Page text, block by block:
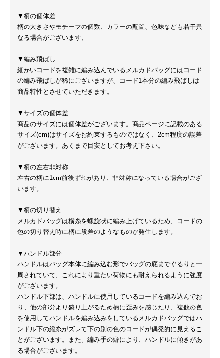
▼柄の個体差
柄の大きさやモチーフの個数、カラーの配置、色味なども若干異
なる場合がございます。
▼編み飛ばし
細かいコードを複雑に編み込んでいるメルカドバッグにはコード
の編み飛ばしが稀にございますが、コード1本分の編み飛ばしは
商品特性とさせていただきます。
▼サイズの個体差
商品のサイズには個体差がございます。商品ページに記載のある
サイズ(cm)はサイズをお約束するものではなく、2cm程度の誤差
がございます。あくまで目安としてお考え下さい。
▼柄の左右非対称
左右の柄に1cm前後ずれがあり、非対称になっている場合がござ
います。
▼柄の切り替え
メルカドバッグは横糸を螺旋状に編み上げているため、コードの
色の切り替え時に柄に段差のようなものが発生します。
▼ハンドル部分
ハンドルはバッグ本体に編み込む形でバッグの底までぐるりと一
周されていて、これにより重たい荷物にも耐えられるように強度
がございます。
ハンドル下部は、ハンドルに使用しているコードを編み込んでお
り、他の部分より盛り上がるため柄に歪みを感じたり、複数の色
を使用してハンドルを編み込みをしているメルカドバッグではハ
ンドル下の縦糸がズレて下の別の色のコードが偶発的に見えるこ
とがございます。また、編み手の癖により、ハンドルに傾きがあ
る場合がございます。